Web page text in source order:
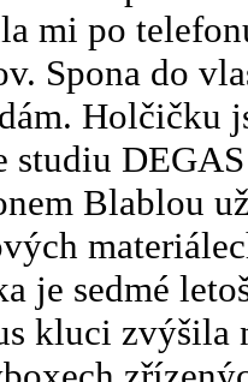
mi po
Spona do
Holčičku
studiu
Blablou
je sedmé
kluci zvýšila